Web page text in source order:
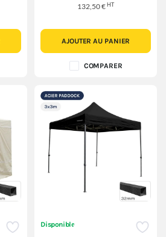
132,50 €HT
AJOUTER AU PANIER
COMPARER
Disponible